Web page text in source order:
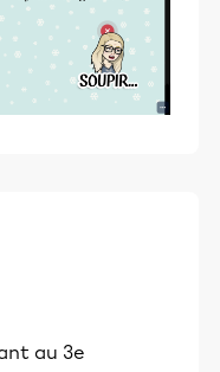
au 3e